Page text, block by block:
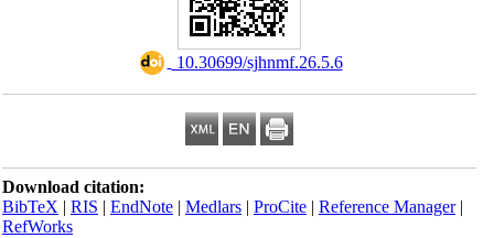
‎ 10.30699/sjhnmf.26.5.6
BibTeX|RIS| EndNote |Medlars|ProCite|